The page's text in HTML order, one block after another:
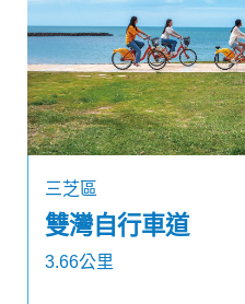
三芝區
雙灣自行車道
3.66公里